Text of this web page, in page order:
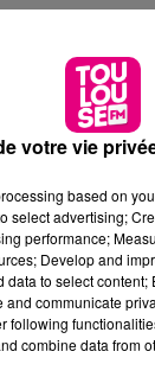
votre vie
based on
select advertising;
performance;
Develop and
to select
communicate
following
combine data from